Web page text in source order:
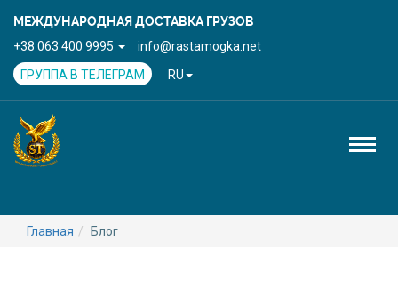
МЕЖДУНАРОДНАЯ ДОСТАВКА ГРУЗОВ
+38 063 400 9995
info@rastamogka.net
ГРУППА В ТЕЛЕГРАМ
RU
Главная Блог